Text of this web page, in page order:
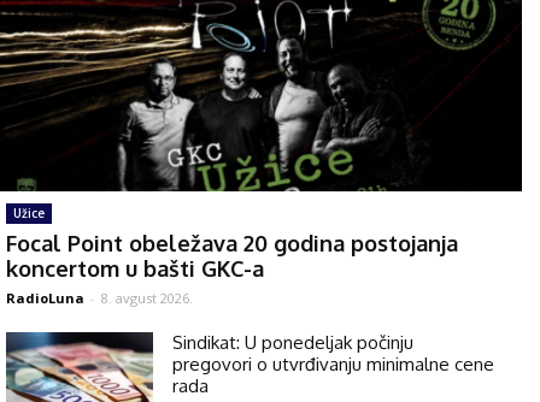
Užice
Focal Point obeležava 20 godina postojanja
koncertom u bašti GKC-a
RadioLuna - 8. avgust 2026.
Sindikat: U ponedeljak počinju
pregovori o utvrđivanju minimalne cene
rada